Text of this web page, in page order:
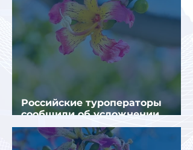
Российские туроператоры
сообщили об усложнении
получения виз в Грецию